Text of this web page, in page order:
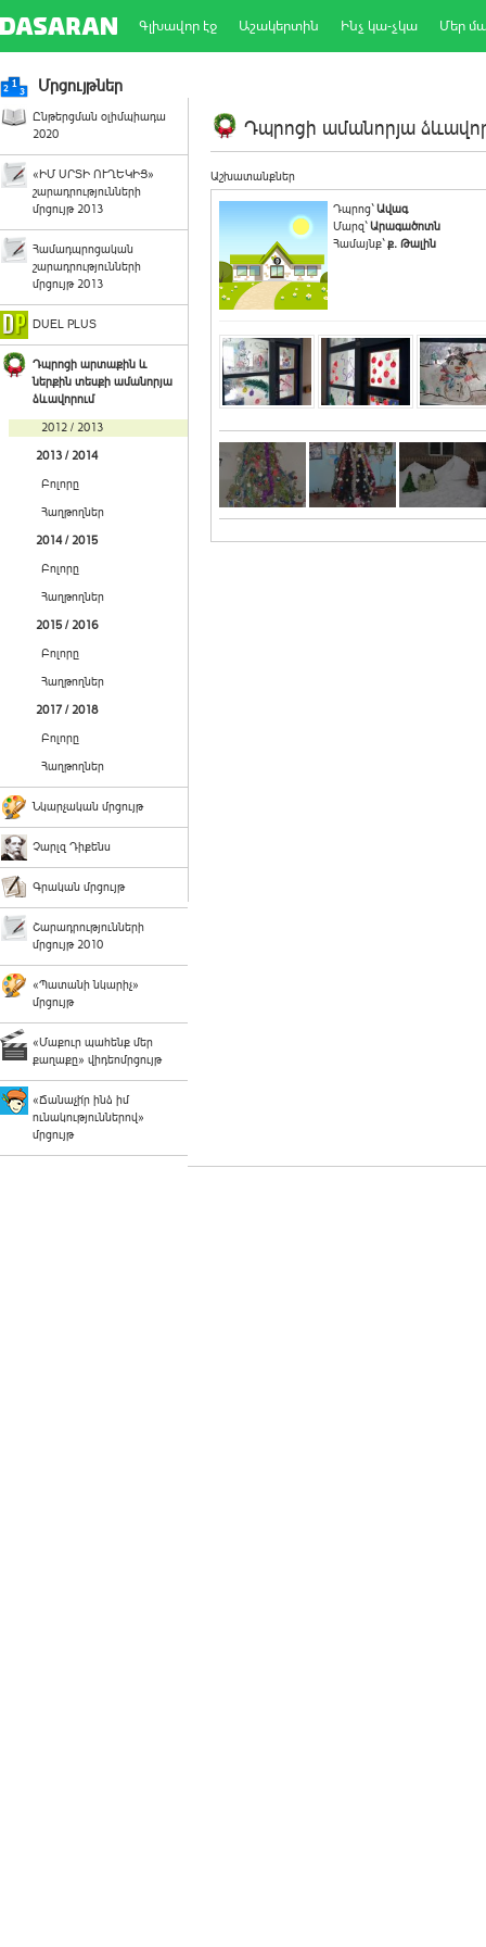
Գլխավոր էջ Աշակերտին Ինչ կա-չկա Մեր
Մրցույթներ
Ընթերցման օլիմպիադա
2020
«ԻՄ ՍՐՏԻ ՈՒՂԵԿԻՑ»
շարադրությունների
մրցույթ 2013
Համադպրոցական
շարադրությունների
մրցույթ 2013
DUEL PLUS
Դպրոցի արտաքին և
ներքին տեսքի ամանորյա
ձևավորում
2012 / 2013
2013 / 2014
Բոլորը
Հաղթողներ
2014 / 2015
Բոլորը
Հաղթողներ
2015 / 2016
Բոլորը
Հաղթողներ
2017 / 2018
Բոլորը
Հաղթողներ
Նկարչական մրցույթ
Չարլզ Դիքենս
Գրական մրցույթ
Շարադրությունների
մրցույթ 2010
«Պատանի նկարիչ»
մրցույթ
«Մաքուր պահենք մեր
քաղաքը» վիդեոմրցույթ
«Ճանաչի՛ր ինձ իմ
ունակություններով»
մրցույթ
Դպրոցի ամանորյա
Աշխատանքներ
Դպրոց`Ավագ
Մարզ`Արագածոտն
Համայնք`ք. Թալին